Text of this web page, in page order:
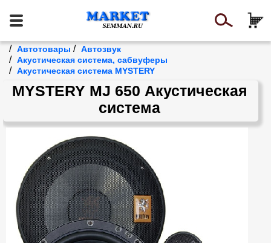
/ Автотовары / Автозвук
/ Акустическая система, сабвуферы
/ Акустическая система MYSTERY
MYSTERY MJ 650 Акустическая
система